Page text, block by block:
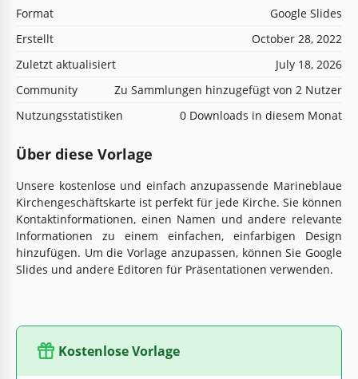
Format
Google Slides
Erstellt
October 28, 2022
Zuletzt aktualisiert
July 18, 2026
Community
Zu Sammlungen hinzugefügt von 2 Nutzer
Nutzungsstatistiken
0 Downloads in diesem Monat
Über diese Vorlage
Unsere kostenlose und einfach anzupassende Marineblaue
Kirchengeschäftskarte ist perfekt für jede Kirche. Sie können
Kontaktinformationen, einen Namen und andere relevante
Informationen zu einem einfachen, einfarbigen Design
hinzufügen. Um die Vorlage anzupassen, können Sie Google
Slides und andere Editoren für Präsentationen verwenden.
Kostenlose Vorlage